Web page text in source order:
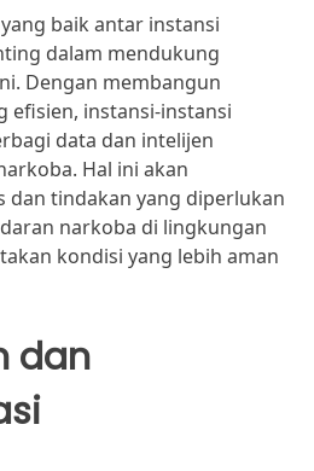
baik antar instansi
dalam mendukung
Dengan membangun
efisien, instansi-instansi
data dan intelijen
Hal ini akan
dan tindakan yang diperlukan
narkoba di lingkungan
kondisi yang lebih aman
dan